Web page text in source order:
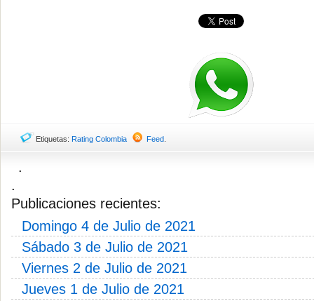
Etiquetas: Rating Colombia Feed
.
.
Publicaciones recientes:
Domingo 4 de Julio de 2021
Sábado 3 de Julio de 2021
Viernes 2 de Julio de 2021
Jueves 1 de Julio de 2021